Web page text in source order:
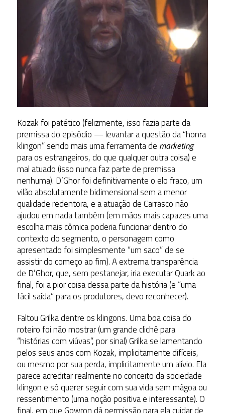
Kozak foi patético (felizmente, isso fazia parte da
premissa do episódio — levantar a questão da “honra
klingon” sendo mais uma ferramenta de marketing
para os estrangeiros, do que qualquer outra coisa) e
mal atuado (isso nunca faz parte de premissa
nenhuma). D’Ghor foi definitivamente o elo fraco, um
vilão absolutamente bidimensional sem a menor
qualidade redentora, e a atuação de Carrasco não
ajudou em nada também (em mãos mais capazes uma
escolha mais cômica poderia funcionar dentro do
contexto do segmento, o personagem como
apresentado foi simplesmente “um saco” de se
assistir do começo ao fim). A extrema transparência
de D’Ghor, que, sem pestanejar, iria executar Quark ao
final, foi a pior coisa dessa parte da história (e “uma
fácil saída” para os produtores, devo reconhecer).
Faltou Grilka dentre os klingons. Uma boa coisa do
roteiro foi não mostrar (um grande clichê para
“histórias com viúvas”, por sinal) Grilka se lamentando
pelos seus anos com Kozak, implicitamente difíceis,
ou mesmo por sua perda, implicitamente um alívio. Ela
parece acreditar realmente no conceito da sociedade
klingon e só querer seguir com sua vida sem mágoa ou
ressentimento (uma noção positiva e interessante). O